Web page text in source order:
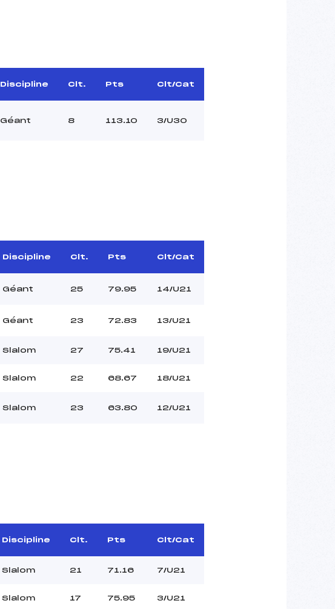
Discipline Clt. Pts Clt/Cat
Géant 8 113.10 3/U30
Discipline Clt. Pts Clt/Cat
Géant 25 79.95 14/U21
Géant 23 72.83 13/U21
Slalom 27 75.41 19/U21
Slalom 22 68.67 18/U21
Slalom 23 63.80 12/U21
Discipline Clt. Pts Clt/Cat
Slalom 21 71.16 7/U21
Slalom 17 75.95 3/U21